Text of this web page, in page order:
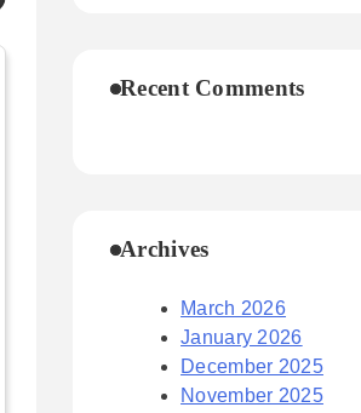
Recent Comments
Archives
March 2026
January 2026
December 2025
November 2025